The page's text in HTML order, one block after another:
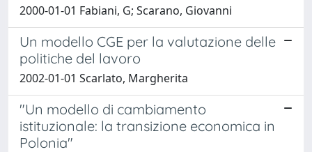
2000-01-01 Fabiani, G; Scarano, Giovanni
Un modello CGE per la valutazione delle
politiche del lavoro
2002-01-01 Scarlato, Margherita
"Un modello di cambiamento
istituzionale: la transizione economica in
Polonia"